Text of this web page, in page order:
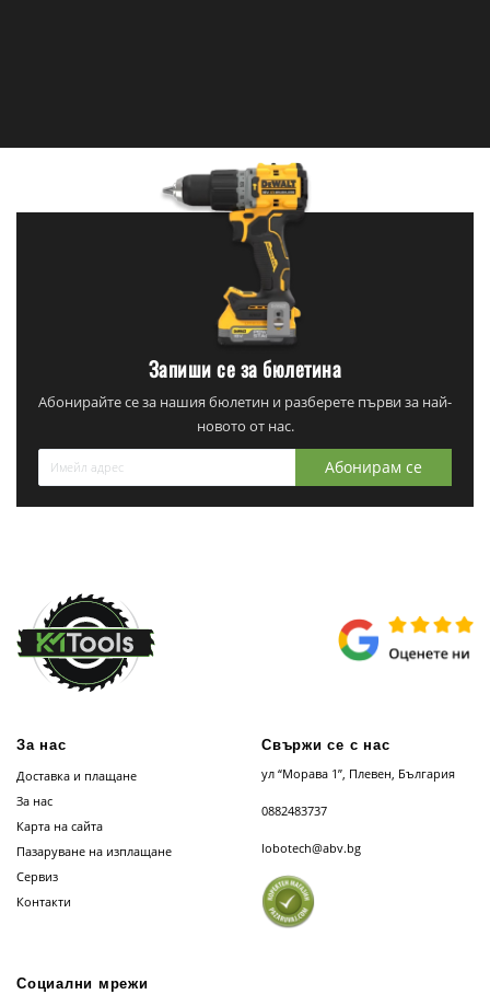
Запиши се за бюлетина
Абонирайте се за нашия бюлетин и разберете първи за най-
новото от нас.
Абонирам се
За нас
Доставка и плащане
За нас
Карта на сайта
Пазаруване на изплащане
Сервиз
Контакти
Свържи се с нас
ул “Морава 1”, Плевен, България
0882483737
lobotech@abv.bg
Социални мрежи